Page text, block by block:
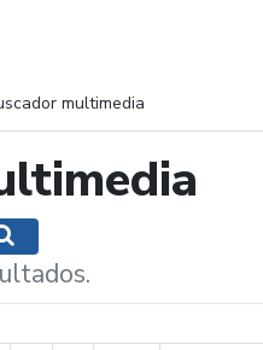
multimedia
opciones de búsqueda